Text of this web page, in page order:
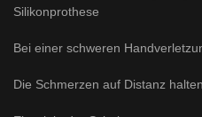
Silikonprothese
Bei einer schweren
Die Schmerzen auf Distanz halten